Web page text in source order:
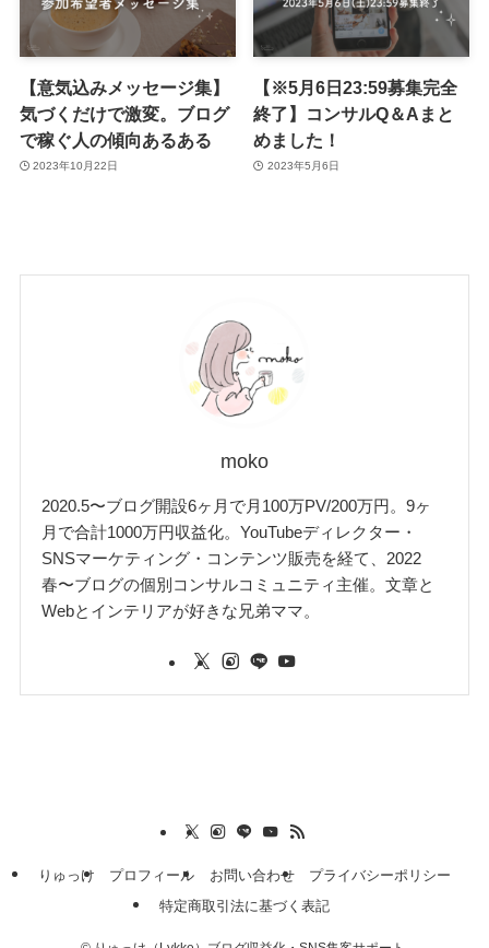
【意気込みメッセージ集】
気づくだけで激変。ブログ
で稼ぐ人の傾向あるある
2023年10月22日
【※5月6日23:59募集完全
終了】コンサルQ＆Aまと
めました！
2023年5月6日
moko
2020.5〜ブログ開設6ヶ月で月100万PV/200万円。9ヶ
月で合計1000万円収益化。YouTubeディレクター・
SNSマーケティング・コンテンツ販売を経て、2022
春〜ブログの個別コンサルコミュニティ主催。文章と
Webとインテリアが好きな兄弟ママ。
りゅっけ プロフィール お問い合わせ
プライバシーポリシー
特定商取引法に基づく表記